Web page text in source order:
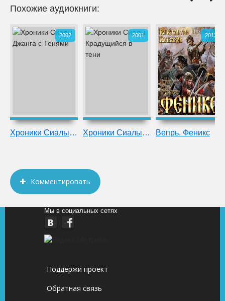
Похожие аудиокниги:
2002
Хроники Сиалы. Джанга с Тенями
2001
Хроники Сиалы. Крадущийся в тени
2013
Вепрь. Феникс
Комментировать
Мы в социальных сетях
Поддержи проект
Обратная связь